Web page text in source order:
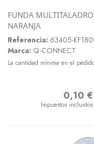
FUNDA
NARANJA
Referencia: 63405-
Marca: Q-CONNECT
La cantidad mínima en el
0,10 €
Impuestos incluidos